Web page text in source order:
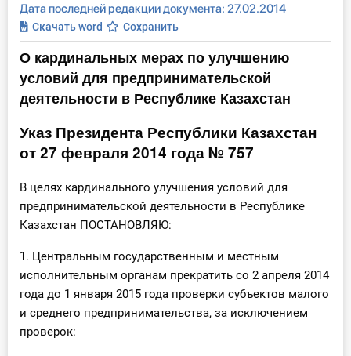
Формы
Консультации
Правовая база
Библиотека бухгалтера
Вебинары
Участник ВЭД
Практика ИП
Дата последней редакции документа: 27.02.2014
Скачать word Сохранить
О кардинальных мерах по улучшению
условий для предпринимательской
деятельности в Республике Казахстан
Указ Президента Республики Казахстан
от 27 февраля 2014 года № 757
В целях кардинального улучшения условий для
предпринимательской деятельности в Республике
Казахстан ПОСТАНОВЛЯЮ:
1. Центральным государственным и местным
исполнительным органам прекратить со 2 апреля 2014
года до 1 января 2015 года проверки субъектов малого
и среднего предпринимательства, за исключением
проверок: